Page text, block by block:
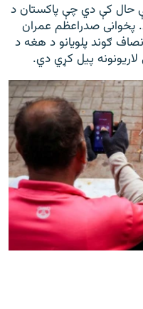
حال کې دي چې پاکستان د
صدراعظم عمران
ګوند پلویانو د هغه د
پیل کړي دي.